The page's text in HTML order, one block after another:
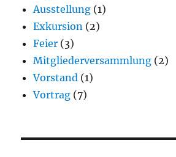
Ausstellung (1)
Exkursion (2)
Feier (3)
Mitgliederversammlung (2)
Vorstand (1)
Vortrag (7)